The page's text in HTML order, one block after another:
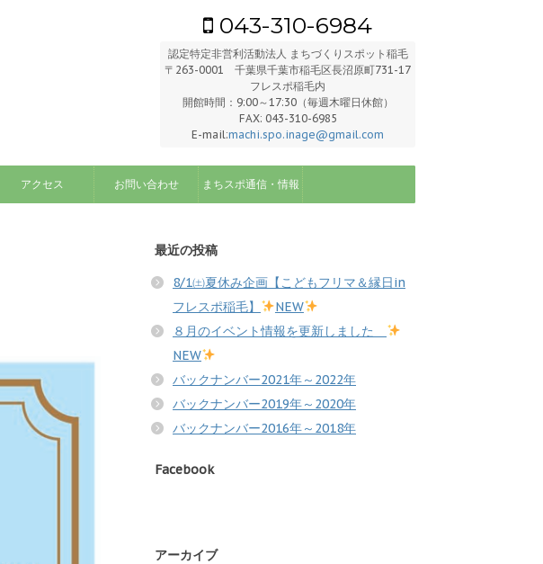
043-310-6984
認定特定非営利活動法人 まちづくりスポット稲毛
〒263-0001 千葉県千葉市稲毛区長沼原町731-17
フレスポ稲毛内
開館時間：9:00～17:30（毎週木曜日休館）
FAX: 043-310-6985
E-mail:machi.spo.inage@gmail.com
アクセス お問い合わせ まちスポ通信・情報
最近の投稿
8/1㈯夏休み企画【こどもフリマ＆縁日in
フレスポ稲毛】
NEW
８月のイベント情報を更新しました
NEW
バックナンバー2021年～2022年
バックナンバー2019年～2020年
バックナンバー2016年～2018年
Facebook
アーカイブ